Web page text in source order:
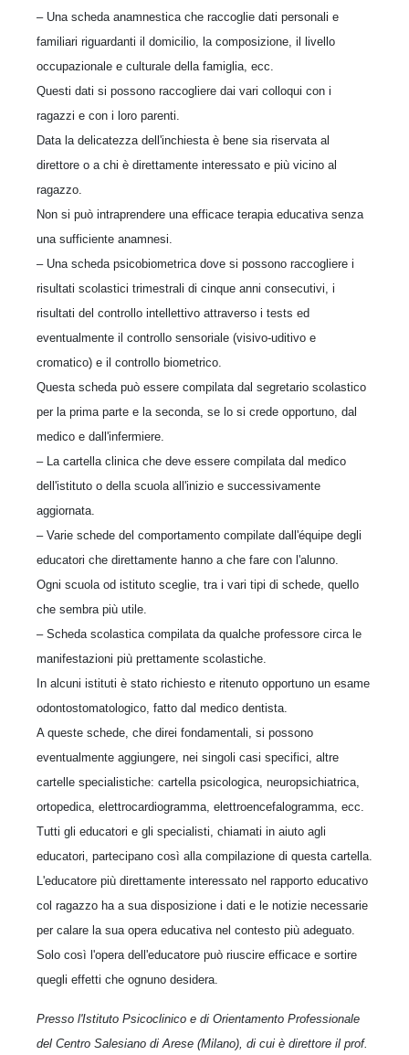
– Una scheda anamnestica che raccoglie dati personali e
familiari riguardanti il domicilio, la composizione, il livello
occupazionale e culturale della famiglia, ecc.
Questi dati si possono raccogliere dai vari colloqui con i
ragazzi e con i loro parenti.
Data la delicatezza dell'inchiesta è bene sia riservata al
direttore o a chi è direttamente interessato e più vicino al
ragazzo.
Non si può intraprendere una efficace terapia educativa senza
una sufficiente anamnesi.
– Una scheda psicobiometrica dove si possono raccogliere i
risultati scolastici trimestrali di cinque anni consecutivi, i
risultati del controllo intellettivo attraverso i tests ed
eventualmente il controllo sensoriale (visivo-uditivo e
cromatico) e il controllo biometrico.
Questa scheda può essere compilata dal segretario scolastico
per la prima parte e la seconda, se lo si crede opportuno, dal
medico e dall'infermiere.
– La cartella clinica che deve essere compilata dal medico
dell'istituto o della scuola all'inizio e successivamente
aggiornata.
– Varie schede del comportamento compilate dall'équipe degli
educatori che direttamente hanno a che fare con l'alunno.
Ogni scuola od istituto sceglie, tra i vari tipi di schede, quello
che sembra più utile.
– Scheda scolastica compilata da qualche professore circa le
manifestazioni più prettamente scolastiche.
In alcuni istituti è stato richiesto e ritenuto opportuno un esame
odontostomatologico, fatto dal medico dentista.
A queste schede, che direi fondamentali, si possono
eventualmente aggiungere, nei singoli casi specifici, altre
cartelle specialistiche: cartella psicologica, neuropsichiatrica,
ortopedica, elettrocardiogramma, elettroencefalogramma, ecc.
Tutti gli educatori e gli specialisti, chiamati in aiuto agli
educatori, partecipano così alla compilazione di questa cartella.
L'educatore più direttamente interessato nel rapporto educativo
col ragazzo ha a sua disposizione i dati e le notizie necessarie
per calare la sua opera educativa nel contesto più adeguato.
Solo così l'opera dell'educatore può riuscire efficace e sortire
quegli effetti che ognuno desidera.
Presso l'Istituto Psicoclinico e di Orientamento Professionale
del Centro Salesiano di Arese (Milano), di cui è direttore il prof.